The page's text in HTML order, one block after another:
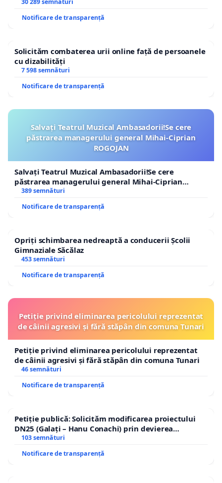
30 289 semnături
Notificare de transparență
Solicităm combaterea urii online față de persoanele
cu dizabilități
7 598 semnături
Notificare de transparență
Salvați Teatrul Muzical Ambasadorii!Se cere
păstrarea managerului general Mihai-Ciprian
ROGOJAN
Salvați Teatrul Muzical Ambasadorii!Se cere
păstrarea managerului general Mihai-Ciprian
ROGOJAN
389 semnături
Notificare de transparență
Opriți schimbarea nedreaptă a conducerii Școlii
Gimnaziale Săcălaz
453 semnături
Notificare de transparență
Petiție privind eliminarea pericolului reprezentat
de câinii agresivi și fără stăpân din comuna Tunari
Petiție privind eliminarea pericolului reprezentat
de câinii agresivi și fără stăpân din comuna Tunari
46 semnături
Notificare de transparență
Petiție publică: Solicităm modificarea proiectului
DN25 (Galați – Hanu Conachi) prin devierea
traseului în afara localităților!
103 semnături
Notificare de transparență